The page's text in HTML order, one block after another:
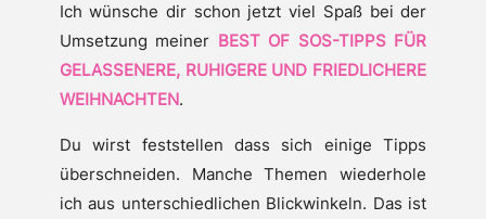
Ich wünsche dir schon jetzt viel Spaß bei der
Umsetzung meiner BEST OF SOS-TIPPS FÜR
GELASSENERE, RUHIGERE UND FRIEDLICHERE
WEIHNACHTEN.
Du wirst feststellen dass sich einige Tipps
überschneiden. Manche Themen wiederhole
ich aus unterschiedlichen Blickwinkeln. Das ist